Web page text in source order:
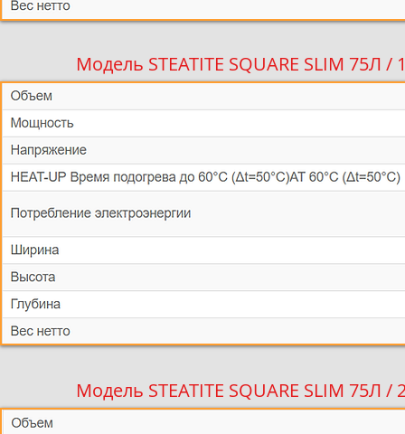
Модель STEATITE SQUARE SLIM 75Л
Модель STEATITE SQUARE SLIM 75Л